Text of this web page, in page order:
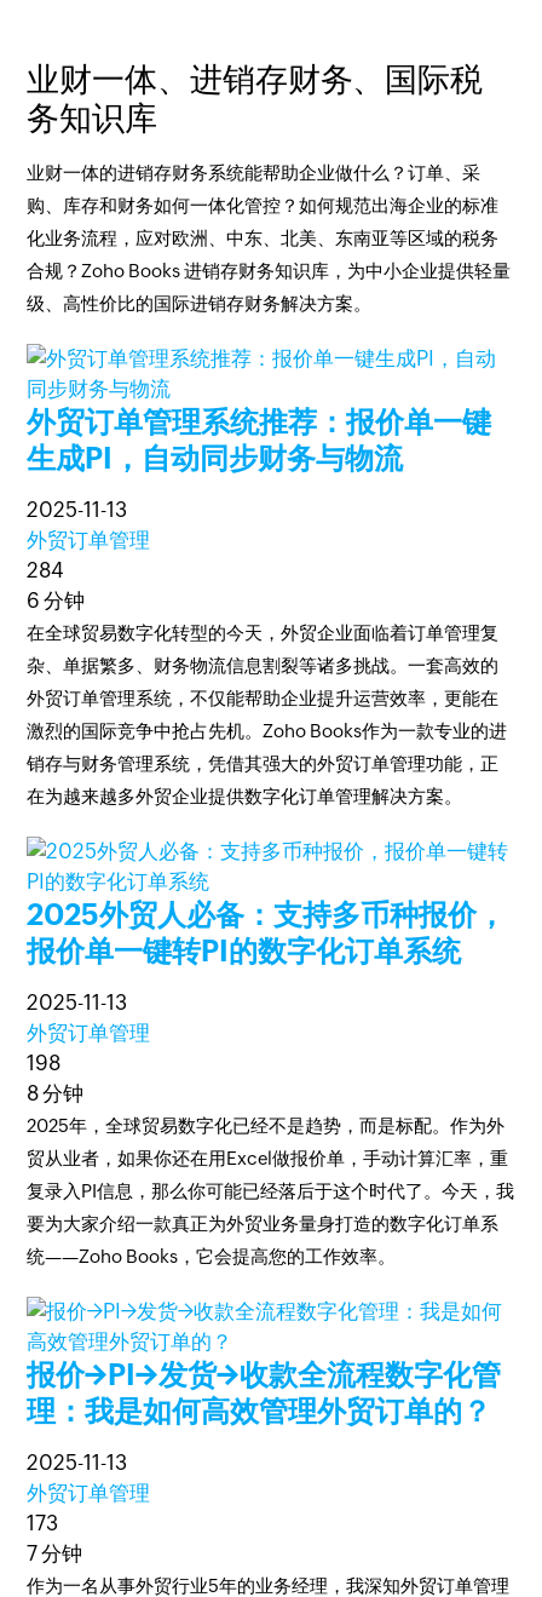
业财一体、进销存财务、国际税
务知识库
业财一体的进销存财务系统能帮助企业做什么？订单、采
购、库存和财务如何一体化管控？如何规范出海企业的标准
化业务流程，应对欧洲、中东、北美、东南亚等区域的税务
合规？Zoho Books 进销存财务知识库，为中小企业提供轻量
级、高性价比的国际进销存财务解决方案。
外贸订单管理系统推荐：报价单一键
生成PI，自动同步财务与物流
2025-11-13
外贸订单管理
284
6 分钟
在全球贸易数字化转型的今天，外贸企业面临着订单管理复
杂、单据繁多、财务物流信息割裂等诸多挑战。一套高效的
外贸订单管理系统，不仅能帮助企业提升运营效率，更能在
激烈的国际竞争中抢占先机。Zoho Books作为一款专业的进
销存与财务管理系统，凭借其强大的外贸订单管理功能，正
在为越来越多外贸企业提供数字化订单管理解决方案。
2025外贸人必备：支持多币种报价，
报价单一键转PI的数字化订单系统
2025-11-13
外贸订单管理
198
8 分钟
2025年，全球贸易数字化已经不是趋势，而是标配。作为外
贸从业者，如果你还在用Excel做报价单，手动计算汇率，重
复录入PI信息，那么你可能已经落后于这个时代了。今天，我
要为大家介绍一款真正为外贸业务量身打造的数字化订单系
统——Zoho Books，它会提高您的工作效率。
报价→PI→发货→收款全流程数字化管
理：我是如何高效管理外贸订单的？
2025-11-13
外贸订单管理
173
7 分钟
作为一名从事外贸行业5年的业务经理，我深知外贸订单管理